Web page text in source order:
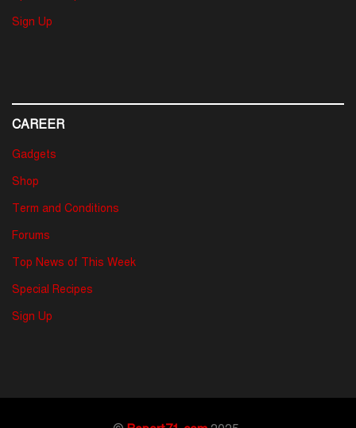
Sign Up
CAREER
Gadgets
Shop
Term and Conditions
Forums
Top News of This Week
Special Recipes
Sign Up